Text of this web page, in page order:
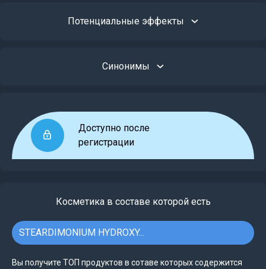
Потенциальные эффекты
Синонимы
Доступно после
регистрации
Косметика в составе которой есть
STEARDIMONIUM HYDROXY...
Вы получите ТОП продуктов в сотаве которых содержится